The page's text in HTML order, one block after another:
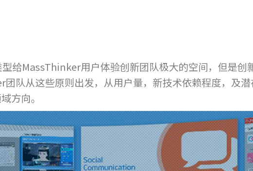
给MassThinker用户体验创新团队极大的空间，但是创
队从这些原则出发，从用户量，新技术依赖程度，及
方向。